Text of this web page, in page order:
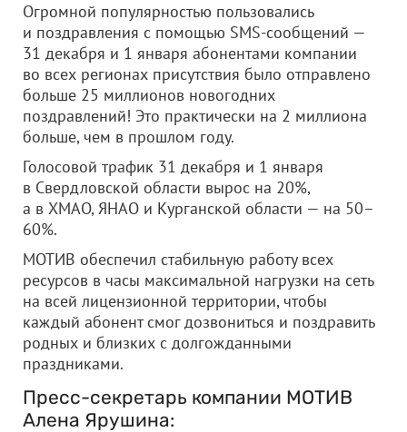
Огромной популярностью пользовались
и поздравления с помощью SMS-сообщений —
31 декабря и 1 января абонентами компании
во всех регионах присутствия было отправлено
больше 25 миллионов новогодних
поздравлений! Это практически на 2 миллиона
больше, чем в прошлом году.
Голосовой трафик 31 декабря и 1 января
в Свердловской области вырос на 20%,
а в ХМАО, ЯНАО и Курганской области — на 50–
60%.
МОТИВ обеспечил стабильную работу всех
ресурсов в часы максимальной нагрузки на сеть
на всей лицензионной территории, чтобы
каждый абонент смог дозвониться и поздравить
родных и близких с долгожданными
праздниками.
Пресс-секретарь компании МОТИВ
Алена Ярушина: